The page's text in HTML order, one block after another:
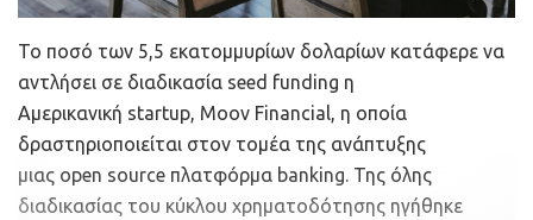
Το ποσό των 5,5 εκατομμυρίων δολαρίων κατάφερε να
αντλήσει σε διαδικασία seed funding η
Αμερικανική startup, Moov Financial, η οποία
δραστηριοποιείται στον τομέα της ανάπτυξης
μιας open source πλατφόρμα banking. Της όλης
διαδικασίας του κύκλου χρηματοδότησης ηγήθηκε